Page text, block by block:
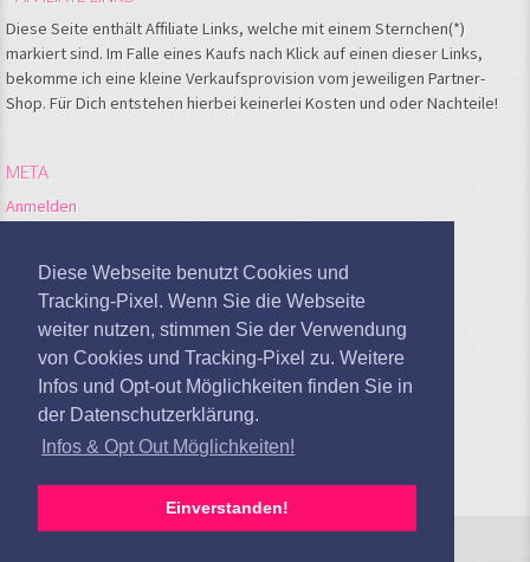
Diese Webseite benutzt Cookies und
Tracking-Pixel. Wenn Sie die Webseite
weiter nutzen, stimmen Sie der Verwendung
von Cookies und Tracking-Pixel zu. Weitere
Infos und Opt-out Möglichkeiten finden Sie in
der Datenschutzerklärung.
Infos & Opt Out Möglichkeiten!
Einverstanden!
Diese Seite enthält Affiliate Links, welche mit einem Sternchen(*)
markiert sind. Im Falle eines Kaufs nach Klick auf einen dieser Links,
bekomme ich eine kleine Verkaufsprovision vom jeweiligen Partner-
Shop. Für Dich entstehen hierbei keinerlei Kosten und oder Nachteile!
META
Anmelden
Kommentare-Feed
Google Analytics deaktivieren